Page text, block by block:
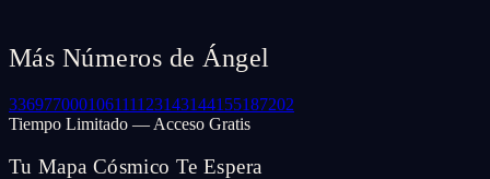
Más Números de Ángel
336977000106111123143144155187202
Tiempo Limitado — Acceso Gratis
Tu Mapa Cósmico Te Espera